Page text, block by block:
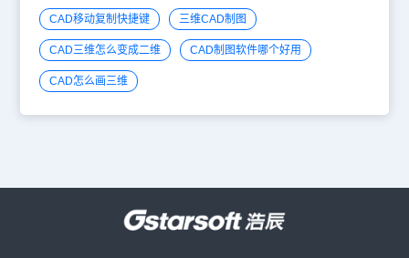
CAD移动复制快捷键 三维CAD制图
CAD三维怎么变成二维 CAD制图软件哪个好用
CAD怎么画三维